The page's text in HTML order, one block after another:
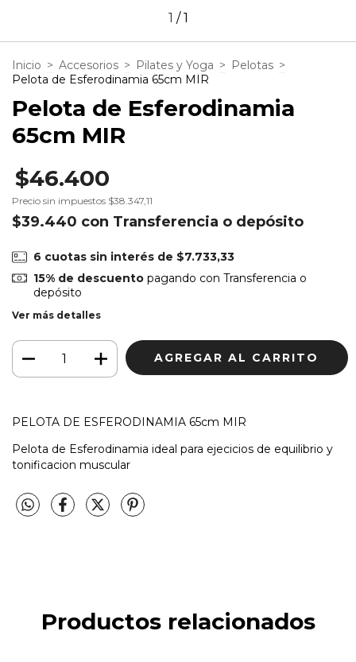
1 /1
Inicio > Accesorios > Pilates y Yoga > Pelotas >
Pelota de Esferodinamia 65cm MIR
Pelota de Esferodinamia
65cm MIR
$46.400
Precio sin impuestos $38.347,11
$39.440 con Transferencia o depósito
6 cuotas sin interés de $7.733,33
15% de descuentopagando con Transferencia o
depósito
Ver más detalles
PELOTA DE ESFERODINAMIA 65cm MIR
Pelota de Esferodinamia ideal para ejecicios de equilibrio y
tonificacion muscular
Productos relacionados